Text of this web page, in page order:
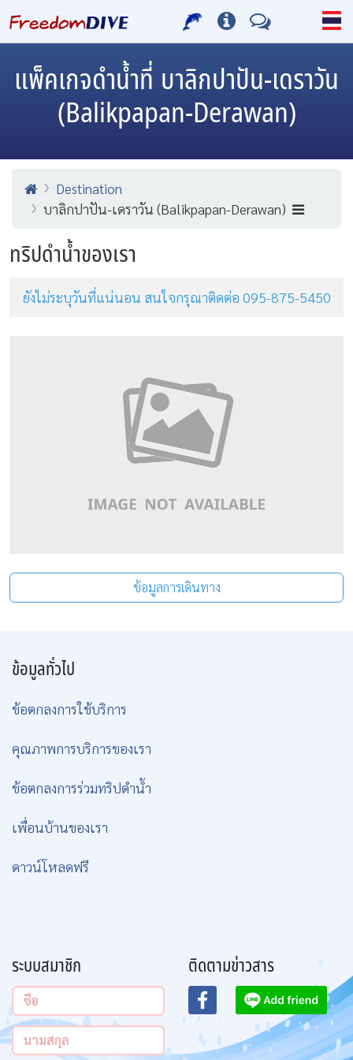
แพ็คเกจดำน้ำที่ บาลิกปาปัน-เดราวัน
(Balikpapan-Derawan)
Destination
บาลิกปาปัน-เดราวัน (Balikpapan-Derawan)
ทริปดำน้ำของเรา
ยังไม่ระบุวันที่แน่นอน สนใจกรุณาติดต่อ 095-875-5450
ข้อมูลการเดินทาง
ข้อมูลทั่วไป
ข้อตกลงการใช้บริการ
คุณภาพการบริการของเรา
ข้อตกลงการร่วมทริปดำน้ำ
เพื่อนบ้านของเรา
ดาวน์โหลดฟรี
ระบบสมาชิก ติดตามข่าวสาร